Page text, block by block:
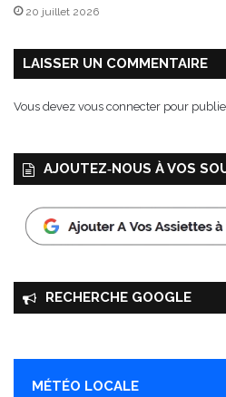
20 juillet 2026
LAISSER UN COMMENTAIRE
Vous devez vous connecter pour
AJOUTEZ‑NOUS À VOS
RECHERCHE GOOGLE
MÉTÉO LOCALE